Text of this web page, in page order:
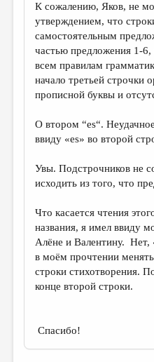
К сожалению, Яков, не
утверждением, что
самостоятельным
частью предложения 1-6,
всем правилам
начало третьей строчки
прописной буквы и
О втором “es“.
ввиду «es» во второй
Увы. Подстрочников не
исходить из того, что
Что касается чтения
названия, я имел ввиду
Алёне и Валентину. Нет,
в моём прочтении
строки стихотворения.
конце второй строки.
Спасибо!